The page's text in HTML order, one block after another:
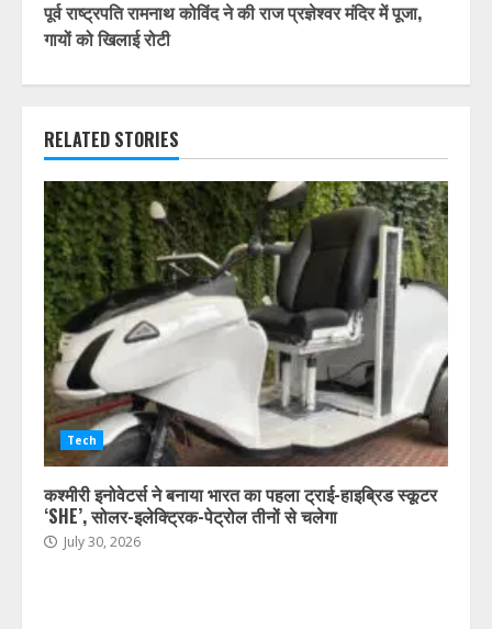
पूर्व राष्ट्रपति रामनाथ कोविंद ने की राज प्रज्ञेश्वर मंदिर में पूजा,
गायों को खिलाई रोटी
RELATED STORIES
Tech
कश्मीरी इनोवेटर्स ने बनाया भारत का पहला ट्राई-हाइब्रिड स्कूटर
‘SHE’, सोलर-इलेक्ट्रिक-पेट्रोल तीनों से चलेगा
July 30, 2026